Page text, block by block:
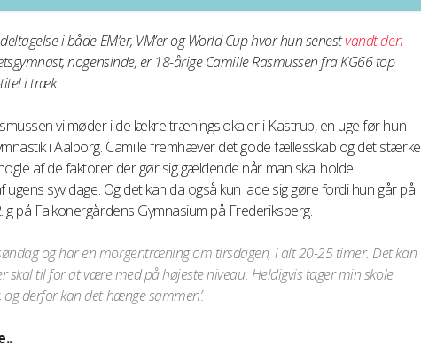
i både EM’er, VM’er og World Cup hvor hun senestvandt den
nogensinde, er 18-årige Camille Rasmussen fra KG66 top
i træk.
vi møder i de lækre træningslokaler i Kastrup, en uge før hun
i Aalborg. Camille fremhæver det gode fællesskab og det stærke
af de faktorer der gør sig gældende når man skal holde
syv dage. Og det kan da også kun lade sig gøre fordi hun går på
på Falkonergårdens Gymnasium på Frederiksberg.
og har en morgentræning om tirsdagen, i alt 20-25 timer. Det kan
skal til for at være med på højeste niveau. Heldigvis tager min skole
derfor kan det hænge sammen’.